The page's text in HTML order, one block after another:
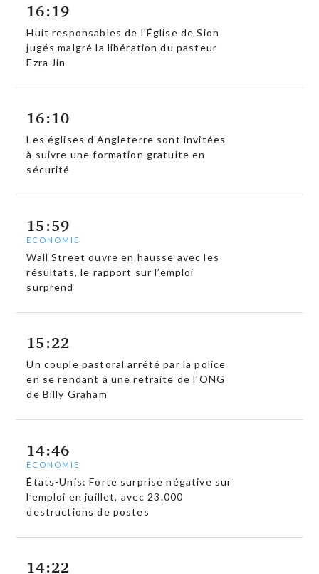
16:19
Huit responsables de l’Église de Sion
jugés malgré la libération du pasteur
Ezra Jin
16:10
Les églises d’Angleterre sont invitées
à suivre une formation gratuite en
sécurité
15:59
ECONOMIE
Wall Street ouvre en hausse avec les
résultats, le rapport sur l’emploi
surprend
15:22
Un couple pastoral arrêté par la police
en se rendant à une retraite de l’ONG
de Billy Graham
14:46
ECONOMIE
États-Unis: Forte surprise négative sur
l’emploi en juillet, avec 23.000
destructions de postes
14:22